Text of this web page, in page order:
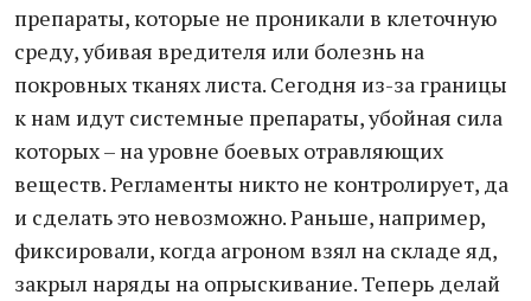
препараты, которые не проникали в клеточную
среду, убивая вредителя или болезнь на
покровных тканях листа. Сегодня из-за границы
к нам идут системные препараты, убойная сила
которых – на уровне боевых отравляющих
веществ. Регламенты никто не контролирует, да
и сделать это невозможно. Раньше, например,
фиксировали, когда агроном взял на складе яд,
закрыл наряды на опрыскивание. Теперь делай